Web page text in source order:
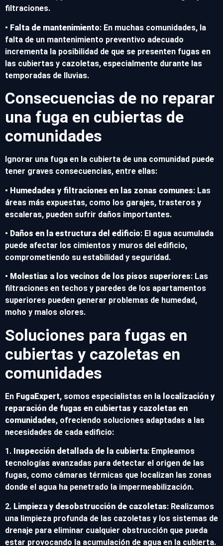
filtraciones.
• Falta de mantenimiento: En muchas comunidades, la
falta de un mantenimiento preventivo adecuado
incrementa la posibilidad de que se presenten fugas en
las cubiertas y cazoletas, especialmente durante las
temporadas de lluvias.
Consecuencias de no reparar
una fuga en cubiertas de
comunidades
Ignorar una fuga en la cubierta de una comunidad puede
tener graves consecuencias, entre ellas:
• Humedades y filtraciones en las zonas comunes: Las
áreas más expuestas, como los garajes, trasteros y
escaleras, pueden sufrir daños importantes.
• Daños en la estructura del edificio: El agua acumulada
puede afectar los cimientos y muros del edificio,
comprometiendo su estabilidad y seguridad.
• Molestias a los vecinos de los pisos superiores: Las
filtraciones en techos y paredes de los apartamentos
superiores pueden generar problemas de humedad,
moho y malos olores.
Soluciones para fugas en
cubiertas y cazoletas en
comunidades
En FugaExpert, somos especialistas en la localización y
reparación de fugas en cubiertas y cazoletas en
comunidades, ofreciendo soluciones adaptadas a las
necesidades de cada edificio:
1. Inspección detallada de la cubierta: Empleamos
tecnologías avanzadas para detectar el origen de las
fugas, como cámaras térmicas que localizan las zonas
donde el agua ha penetrado la impermeabilización.
2. Limpieza y desobstrucción de cazoletas: Realizamos
una limpieza profunda de las cazoletas y los sistemas de
drenaje para eliminar cualquier obstrucción que pueda
estar provocando la acumulación de agua en la cubierta.